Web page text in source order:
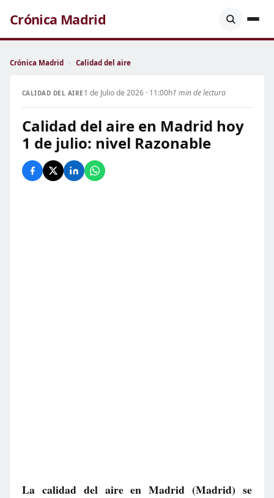
Crónica Madrid
Crónica Madrid › Calidad del aire
CALIDAD DEL AIRE 1 de Julio de 2026 · 11:00h1 min de lectura
Calidad del aire en Madrid hoy
1 de julio: nivel Razonable
La calidad del aire enMadrid (Madrid) se